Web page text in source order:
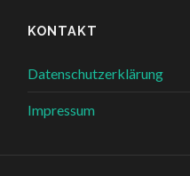
KONTAKT
Datenschutzerklärung
Impressum